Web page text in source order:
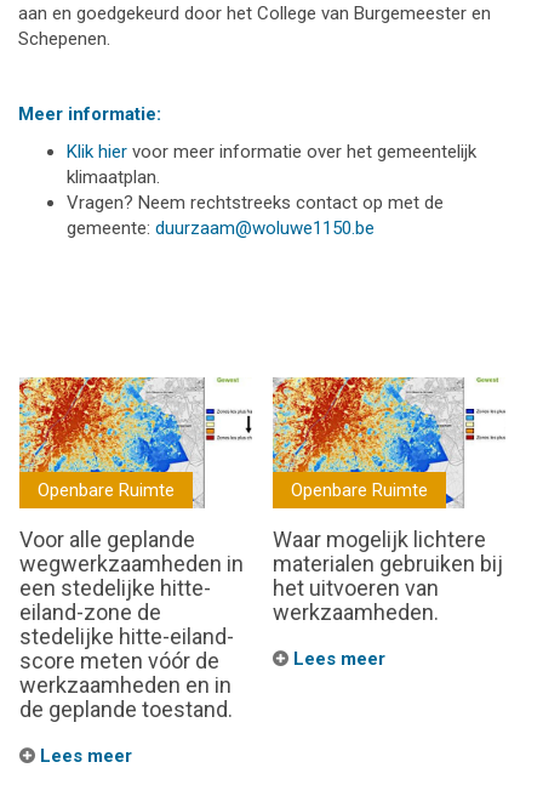
aan en goedgekeurd door het College van Burgemeester en
Schepenen.
Meer informatie:
Klik hier voor meer informatie over het gemeentelijk
klimaatplan.
Vragen? Neem rechtstreeks contact op met de
gemeente: duurzaam@woluwe1150.be
Openbare Ruimte
Voor alle geplande
wegwerkzaamheden in
een stedelijke hitte-
eiland-zone de
stedelijke hitte-eiland-
score meten vóór de
werkzaamheden en in
de geplande toestand.
Lees meer
Openbare Ruimte
Waar mogelijk lichtere
materialen gebruiken bij
het uitvoeren van
werkzaamheden.
Lees meer